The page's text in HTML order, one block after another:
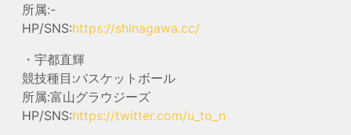
所属:-
HP/SNS:https://shinagawa.cc/
・宇都直輝
競技種目:バスケットボール
所属:富山グラウジーズ
HP/SNS:https://twitter.com/u_to_n